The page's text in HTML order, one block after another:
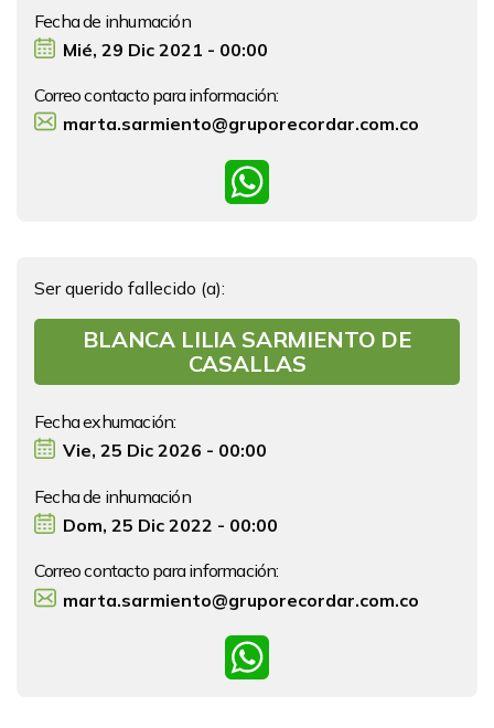
Fecha de inhumación
Mié, 29 Dic 2021 - 00:00
Correo contacto para información:
marta.sarmiento@gruporecordar.com.co
Ser querido fallecido (a):
BLANCA LILIA SARMIENTO DE
CASALLAS
Fecha exhumación:
Vie, 25 Dic 2026 - 00:00
Fecha de inhumación
Dom, 25 Dic 2022 - 00:00
Correo contacto para información:
marta.sarmiento@gruporecordar.com.co